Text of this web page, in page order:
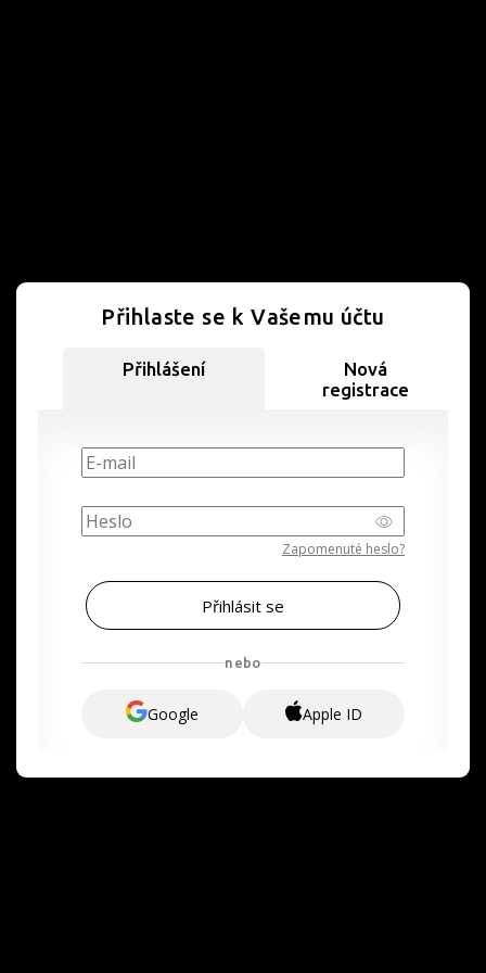
Přihlaste se k Vašemu účtu
Přihlášení
Nová
registrace
Zapomenuté heslo?
nebo
Google Apple ID